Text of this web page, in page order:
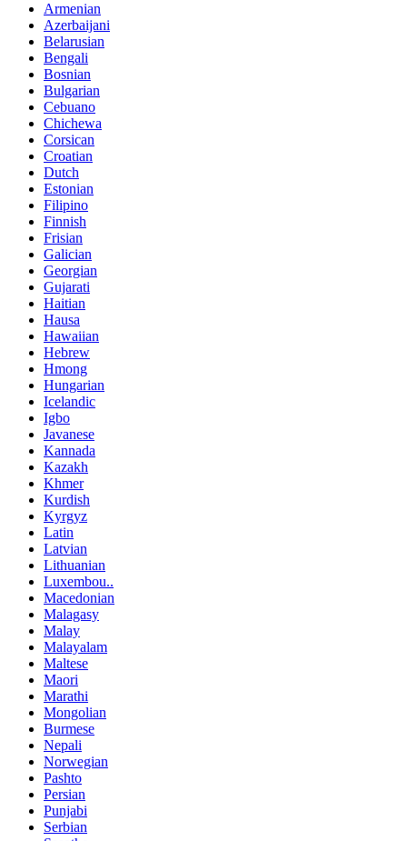
Armenian
Azerbaijani
Belarusian
Bengali
Bosnian
Bulgarian
Cebuano
Chichewa
Corsican
Croatian
Dutch
Estonian
Filipino
Finnish
Frisian
Galician
Georgian
Gujarati
Haitian
Hausa
Hawaiian
Hebrew
Hmong
Hungarian
Icelandic
Igbo
Javanese
Kannada
Kazakh
Khmer
Kurdish
Kyrgyz
Latin
Latvian
Lithuanian
Luxembou..
Macedonian
Malagasy
Malay
Malayalam
Maltese
Maori
Marathi
Mongolian
Burmese
Nepali
Norwegian
Pashto
Persian
Punjabi
Serbian